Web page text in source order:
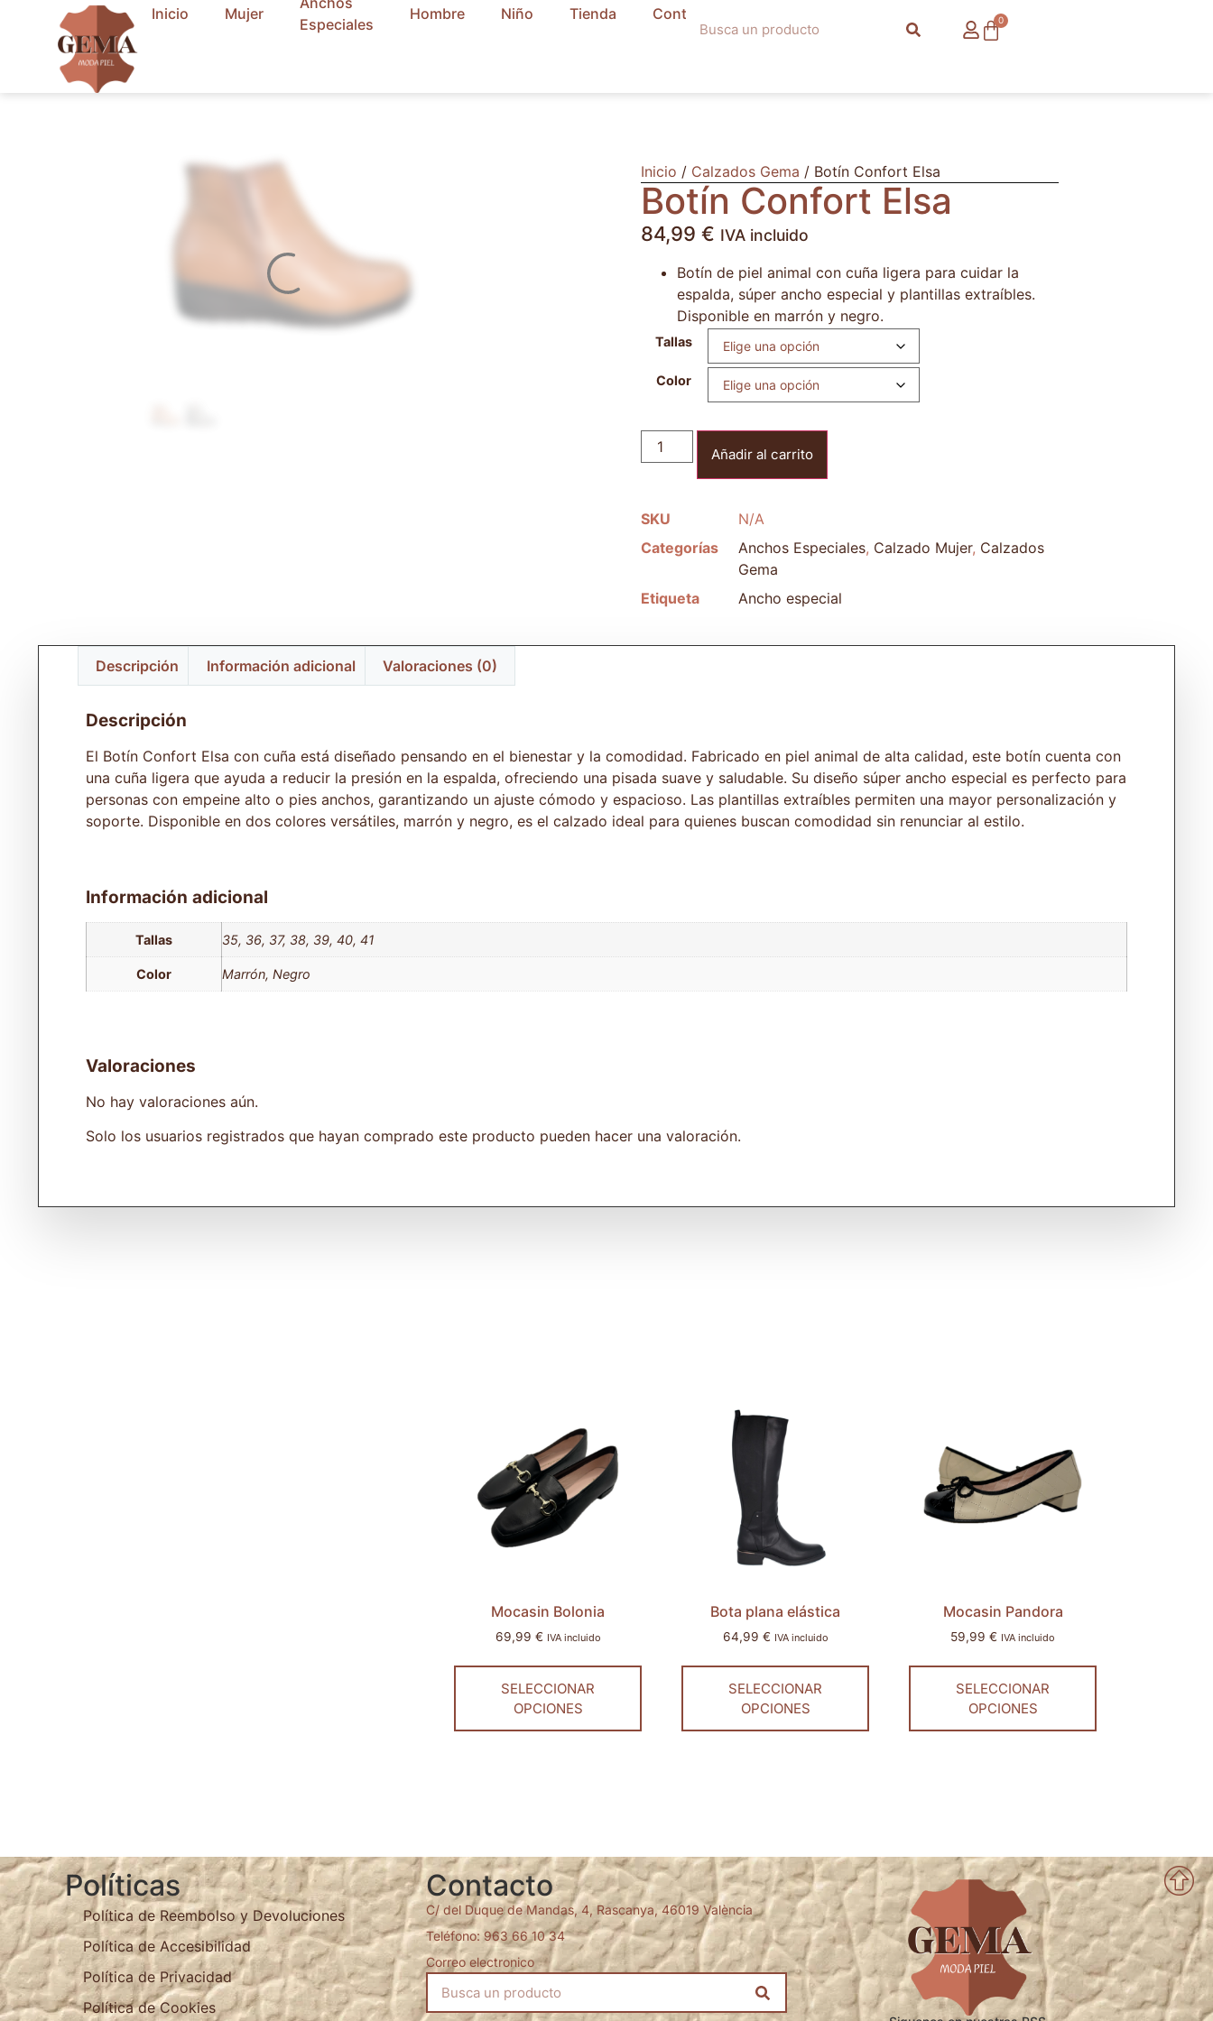
contenido Inicio Mujer
Especiales
Hombre Niño Tienda Contacto 0
Inicio / Calzados Gema / Botín Confort Elsa
Botín Confort Elsa
84,99 € IVA incluido
Botín de piel animal con cuña ligera para cuidar la
espalda, súper ancho especial y plantillas extraíbles.
Disponible en marrón y negro.
Tallas
Color
Añadir al carrito
SKU
N/A
Categorías
Anchos Especiales, Calzado Mujer, Calzados
Gema
Etiqueta
Ancho especial
Descripción Información adicional Valoraciones (0)
Descripción
El Botín Confort Elsa con cuña está diseñado pensando en el bienestar y la comodidad. Fabricado en piel animal de alta calidad, este botín cuenta con
una cuña ligera que ayuda a reducir la presión en la espalda, ofreciendo una pisada suave y saludable. Su diseño súper ancho especial es perfecto para
personas con empeine alto o pies anchos, garantizando un ajuste cómodo y espacioso. Las plantillas extraíbles permiten una mayor personalización y
soporte. Disponible en dos colores versátiles, marrón y negro, es el calzado ideal para quienes buscan comodidad sin renunciar al estilo.
Información adicional
Tallas 35, 36, 37, 38, 39, 40, 41
Color Marrón, Negro
Valoraciones
No hay valoraciones aún.
Solo los usuarios registrados que hayan comprado este producto pueden hacer una valoración.
Mocasin Bolonia
69,99 € IVA incluido
SELECCIONAR
OPCIONES
Bota plana elástica
64,99 € IVA incluido
SELECCIONAR
OPCIONES
Mocasin Pandora
59,99 € IVA incluido
SELECCIONAR
OPCIONES
Políticas
Política de Reembolso y Devoluciones
Política de Accesibilidad
Política de Privacidad
Política de Cookies
Contacto
C/ del Duque de Mandas, 4, Rascanya, 46019 València
Teléfono: 963 66 10 34
Correo electronico